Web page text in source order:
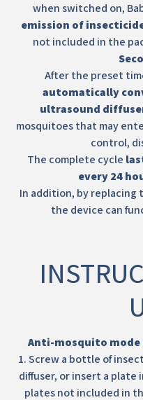
when switched on,
emission of
not included in the
After the preset
automatically
ultrasound
mosquitoes that may
control,
The complete cycle
every 24
In addition, by replacing
the device can
Anti-mosquito
1. Screw a bottle of
diffuser, or insert a
plates not included in